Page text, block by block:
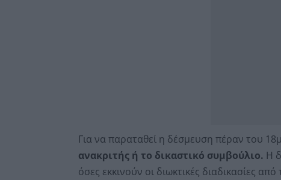
Για να παραταθεί η δέσμευση πέραν του
ανακριτής ή το δικαστικό συμβούλιο. Η
όσες εκκινούν οι διωκτικές διαδικασίες